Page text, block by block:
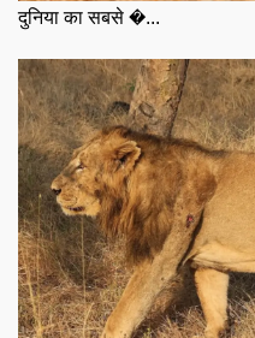
दुनिया का सबसे �...